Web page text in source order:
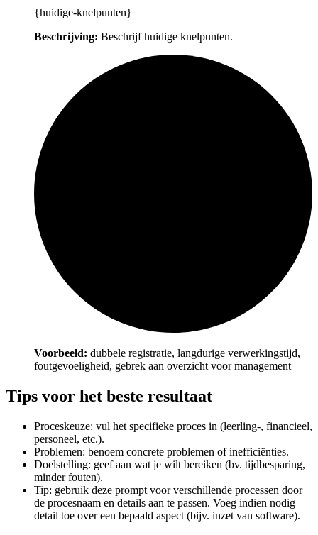
{huidige-knelpunten}
Beschrijving: Beschrijf huidige knelpunten.
Voorbeeld: dubbele registratie, langdurige verwerkingstijd,
foutgevoeligheid, gebrek aan overzicht voor management
Tips voor het beste resultaat
Proceskeuze: vul het specifieke proces in (leerling-, financieel,
personeel, etc.).
Problemen: benoem concrete problemen of inefficiënties.
Doelstelling: geef aan wat je wilt bereiken (bv. tijdbesparing,
minder fouten).
Tip: gebruik deze prompt voor verschillende processen door
de procesnaam en details aan te passen. Voeg indien nodig
detail toe over een bepaald aspect (bijv. inzet van software).